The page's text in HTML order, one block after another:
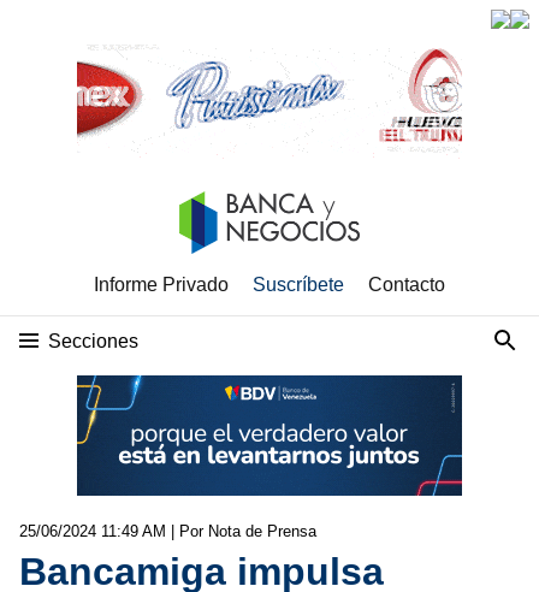
Informe Privado Suscríbete Contacto
Secciones
25/06/2024 11:49 AM | Por Nota de Prensa
Bancamiga impulsa